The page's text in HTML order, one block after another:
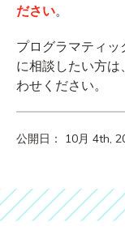
ださい。
プログラマティ
に相談したい方は
わせください。
公開日： 10月 4th,